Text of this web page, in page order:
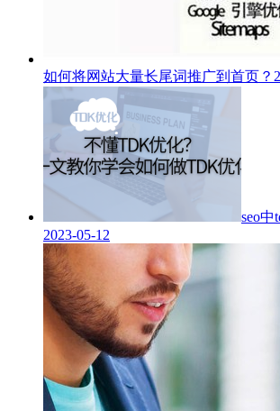
如何将网站大量长尾词推广到首页？
seo中
2023-05-12